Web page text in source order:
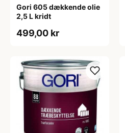
Gori 605 dækkende olie
2,5 L kridt
499,00 kr